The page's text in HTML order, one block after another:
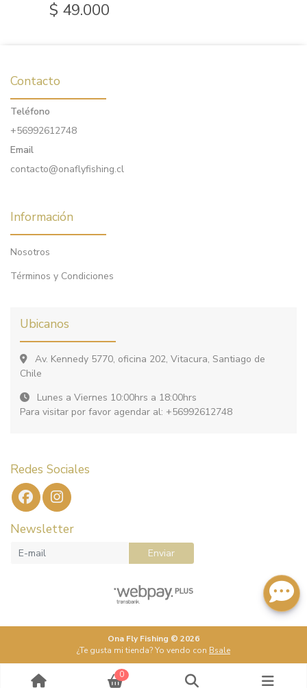
$ 49.000
Contacto
Teléfono
+56992612748
Email
contacto@onaflyfishing.cl
Información
Nosotros
Términos y Condiciones
Ubicanos
Av. Kennedy 5770, oficina 202, Vitacura, Santiago de
Chile
Lunes a Viernes 10:00hrs a 18:00hrs
Para visitar por favor agendar al: +56992612748
Redes Sociales
Newsletter
Enviar
Ona Fly Fishing © 2026
¿Te gusta mi tienda? Yo vendo con Bsale
0